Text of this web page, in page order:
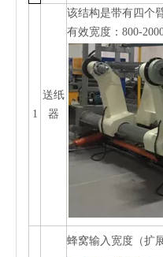
1
送纸
器
该结构是带有四个
有效宽度：800-
蜂窝输入宽度（扩